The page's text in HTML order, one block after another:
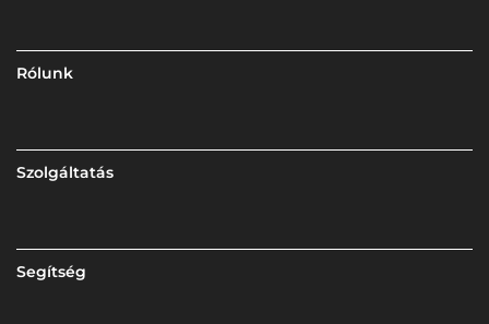
Rólunk
Szolgáltatás
Segítség